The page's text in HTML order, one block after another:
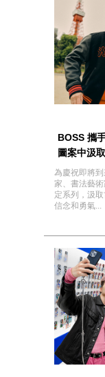
BOSS 攜
圖案中汲
為慶祝即將
家、書法藝
定系列，汲
信念和勇氣...